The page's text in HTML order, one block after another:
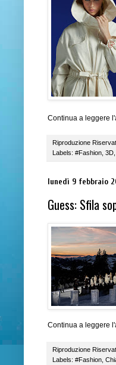
Continua a leggere
Riproduzione
Labels: #Fashion 3D
lunedì 9 febbraio
Guess: Sfila
Continua a leggere
Riproduzione
Labels: #Fashion